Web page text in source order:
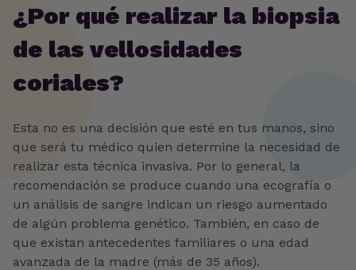
¿Por qué realizar la biopsia
de las vellosidades
coriales?
Esta no es una decisión que esté en tus manos, sino
que será tu médico quien determine la necesidad de
realizar esta técnica invasiva. Por lo general, la
recomendación se produce cuando una ecografía o
un análisis de sangre indican un riesgo aumentado
de algún problema genético. También, en caso de
que existan antecedentes familiares o una edad
avanzada de la madre (más de 35 años).